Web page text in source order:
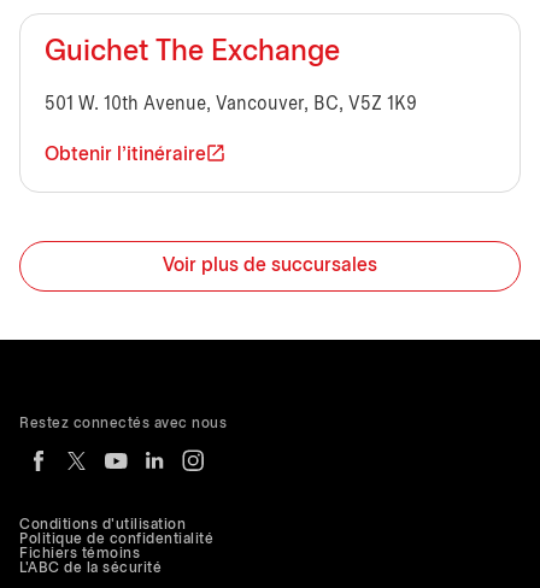
Guichet The Exchange
501 W. 10th Avenue, Vancouver, BC, V5Z 1K9
Obtenir l'itinéraire
Voir plus de succursales
Conditions d'utilisation
Politique de confidentialité
Fichiers témoins
L'ABC de la sécurité
Restez connectés avec nous